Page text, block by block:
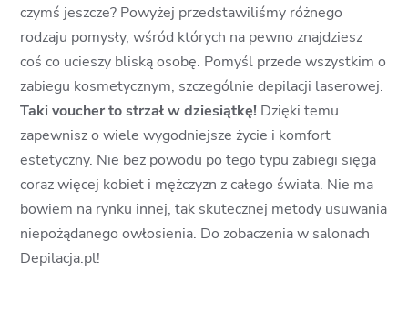
czymś jeszcze? Powyżej przedstawiliśmy różnego
rodzaju pomysły, wśród których na pewno znajdziesz
coś co ucieszy bliską osobę. Pomyśl przede wszystkim o
zabiegu kosmetycznym, szczególnie depilacji laserowej.
Taki voucher to strzał w dziesiątkę! Dzięki temu
zapewnisz o wiele wygodniejsze życie i komfort
estetyczny. Nie bez powodu po tego typu zabiegi sięga
coraz więcej kobiet i mężczyzn z całego świata. Nie ma
bowiem na rynku innej, tak skutecznej metody usuwania
niepożądanego owłosienia. Do zobaczenia w salonach
Depilacja.pl!